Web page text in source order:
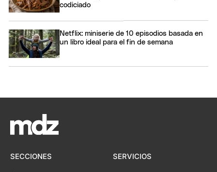
codiciado
Netflix: miniserie de 10 episodios basada en
un libro ideal para el fin de semana
SECCIONES SERVICIOS